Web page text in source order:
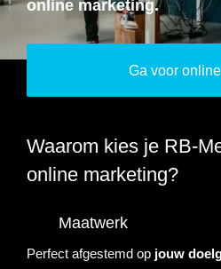
Social Media strategie
Online marketing advies
CRO
SEO advies
SEO strategie
SEO teksten
Google Ads uitbesteden
Google shopping
Social advertising
Linkbuilding
Linkbuilding uitbesteden
E-mail marketing
E-mail marketing
Website analyse
Zoekwoordenonderzoek
Concurrentieanalyse
Google Ads audit
Data & tools
SalesFeed
Marketing dashboard
Referenties
Werken bij
076 78 51 526
online marketing.
Ga voor
Waarom kies je RB-
online marketing?
Maatwerk
Perfect afgestemd op jouw